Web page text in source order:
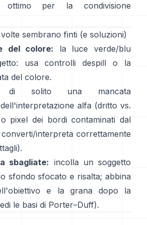
ottimo per la condivisione
sembrano finti (e soluzioni)
del colore: la luce verde/blu
usa
controlli despill o la
del colore.
solito una mancata
alfa (dritto vs.
pixel dei bordi contaminati dal
interpreta correttamente
).
sbagliate: incolla un soggetto
sfondo sfocato e risalta; abbina
e la grana dopo la
le basi di Porter–Duff).